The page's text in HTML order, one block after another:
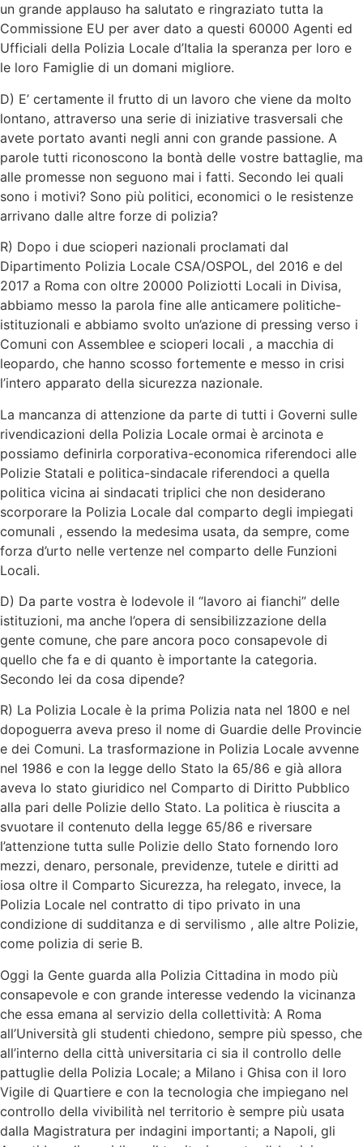
un grande applauso ha salutato e ringraziato tutta la
Commissione EU per aver dato a questi 60000 Agenti ed
Ufficiali della Polizia Locale d’Italia la speranza per loro e
le loro Famiglie di un domani migliore.
D) E’ certamente il frutto di un lavoro che viene da molto
lontano, attraverso una serie di iniziative trasversali che
avete portato avanti negli anni con grande passione. A
parole tutti riconoscono la bontà delle vostre battaglie, ma
alle promesse non seguono mai i fatti. Secondo lei quali
sono i motivi? Sono più politici, economici o le resistenze
arrivano dalle altre forze di polizia?
R) Dopo i due scioperi nazionali proclamati dal
Dipartimento Polizia Locale CSA/OSPOL, del 2016 e del
2017 a Roma con oltre 20000 Poliziotti Locali in Divisa,
abbiamo messo la parola fine alle anticamere politiche-
istituzionali e abbiamo svolto un’azione di pressing verso i
Comuni con Assemblee e scioperi locali , a macchia di
leopardo, che hanno scosso fortemente e messo in crisi
l’intero apparato della sicurezza nazionale.
La mancanza di attenzione da parte di tutti i Governi sulle
rivendicazioni della Polizia Locale ormai è arcinota e
possiamo definirla corporativa-economica riferendoci alle
Polizie Statali e politica-sindacale riferendoci a quella
politica vicina ai sindacati triplici che non desiderano
scorporare la Polizia Locale dal comparto degli impiegati
comunali , essendo la medesima usata, da sempre, come
forza d’urto nelle vertenze nel comparto delle Funzioni
Locali.
D) Da parte vostra è lodevole il “lavoro ai fianchi” delle
istituzioni, ma anche l’opera di sensibilizzazione della
gente comune, che pare ancora poco consapevole di
quello che fa e di quanto è importante la categoria.
Secondo lei da cosa dipende?
R) La Polizia Locale è la prima Polizia nata nel 1800 e nel
dopoguerra aveva preso il nome di Guardie delle Provincie
e dei Comuni. La trasformazione in Polizia Locale avvenne
nel 1986 e con la legge dello Stato la 65/86 e già allora
aveva lo stato giuridico nel Comparto di Diritto Pubblico
alla pari delle Polizie dello Stato. La politica è riuscita a
svuotare il contenuto della legge 65/86 e riversare
l’attenzione tutta sulle Polizie dello Stato fornendo loro
mezzi, denaro, personale, previdenze, tutele e diritti ad
iosa oltre il Comparto Sicurezza, ha relegato, invece, la
Polizia Locale nel contratto di tipo privato in una
condizione di sudditanza e di servilismo , alle altre Polizie,
come polizia di serie B.
Oggi la Gente guarda alla Polizia Cittadina in modo più
consapevole e con grande interesse vedendo la vicinanza
che essa emana al servizio della collettività: A Roma
all’Università gli studenti chiedono, sempre più spesso, che
all’interno della città universitaria ci sia il controllo delle
pattuglie della Polizia Locale; a Milano i Ghisa con il loro
Vigile di Quartiere e con la tecnologia che impiegano nel
controllo della vivibilità nel territorio è sempre più usata
dalla Magistratura per indagini importanti; a Napoli, gli